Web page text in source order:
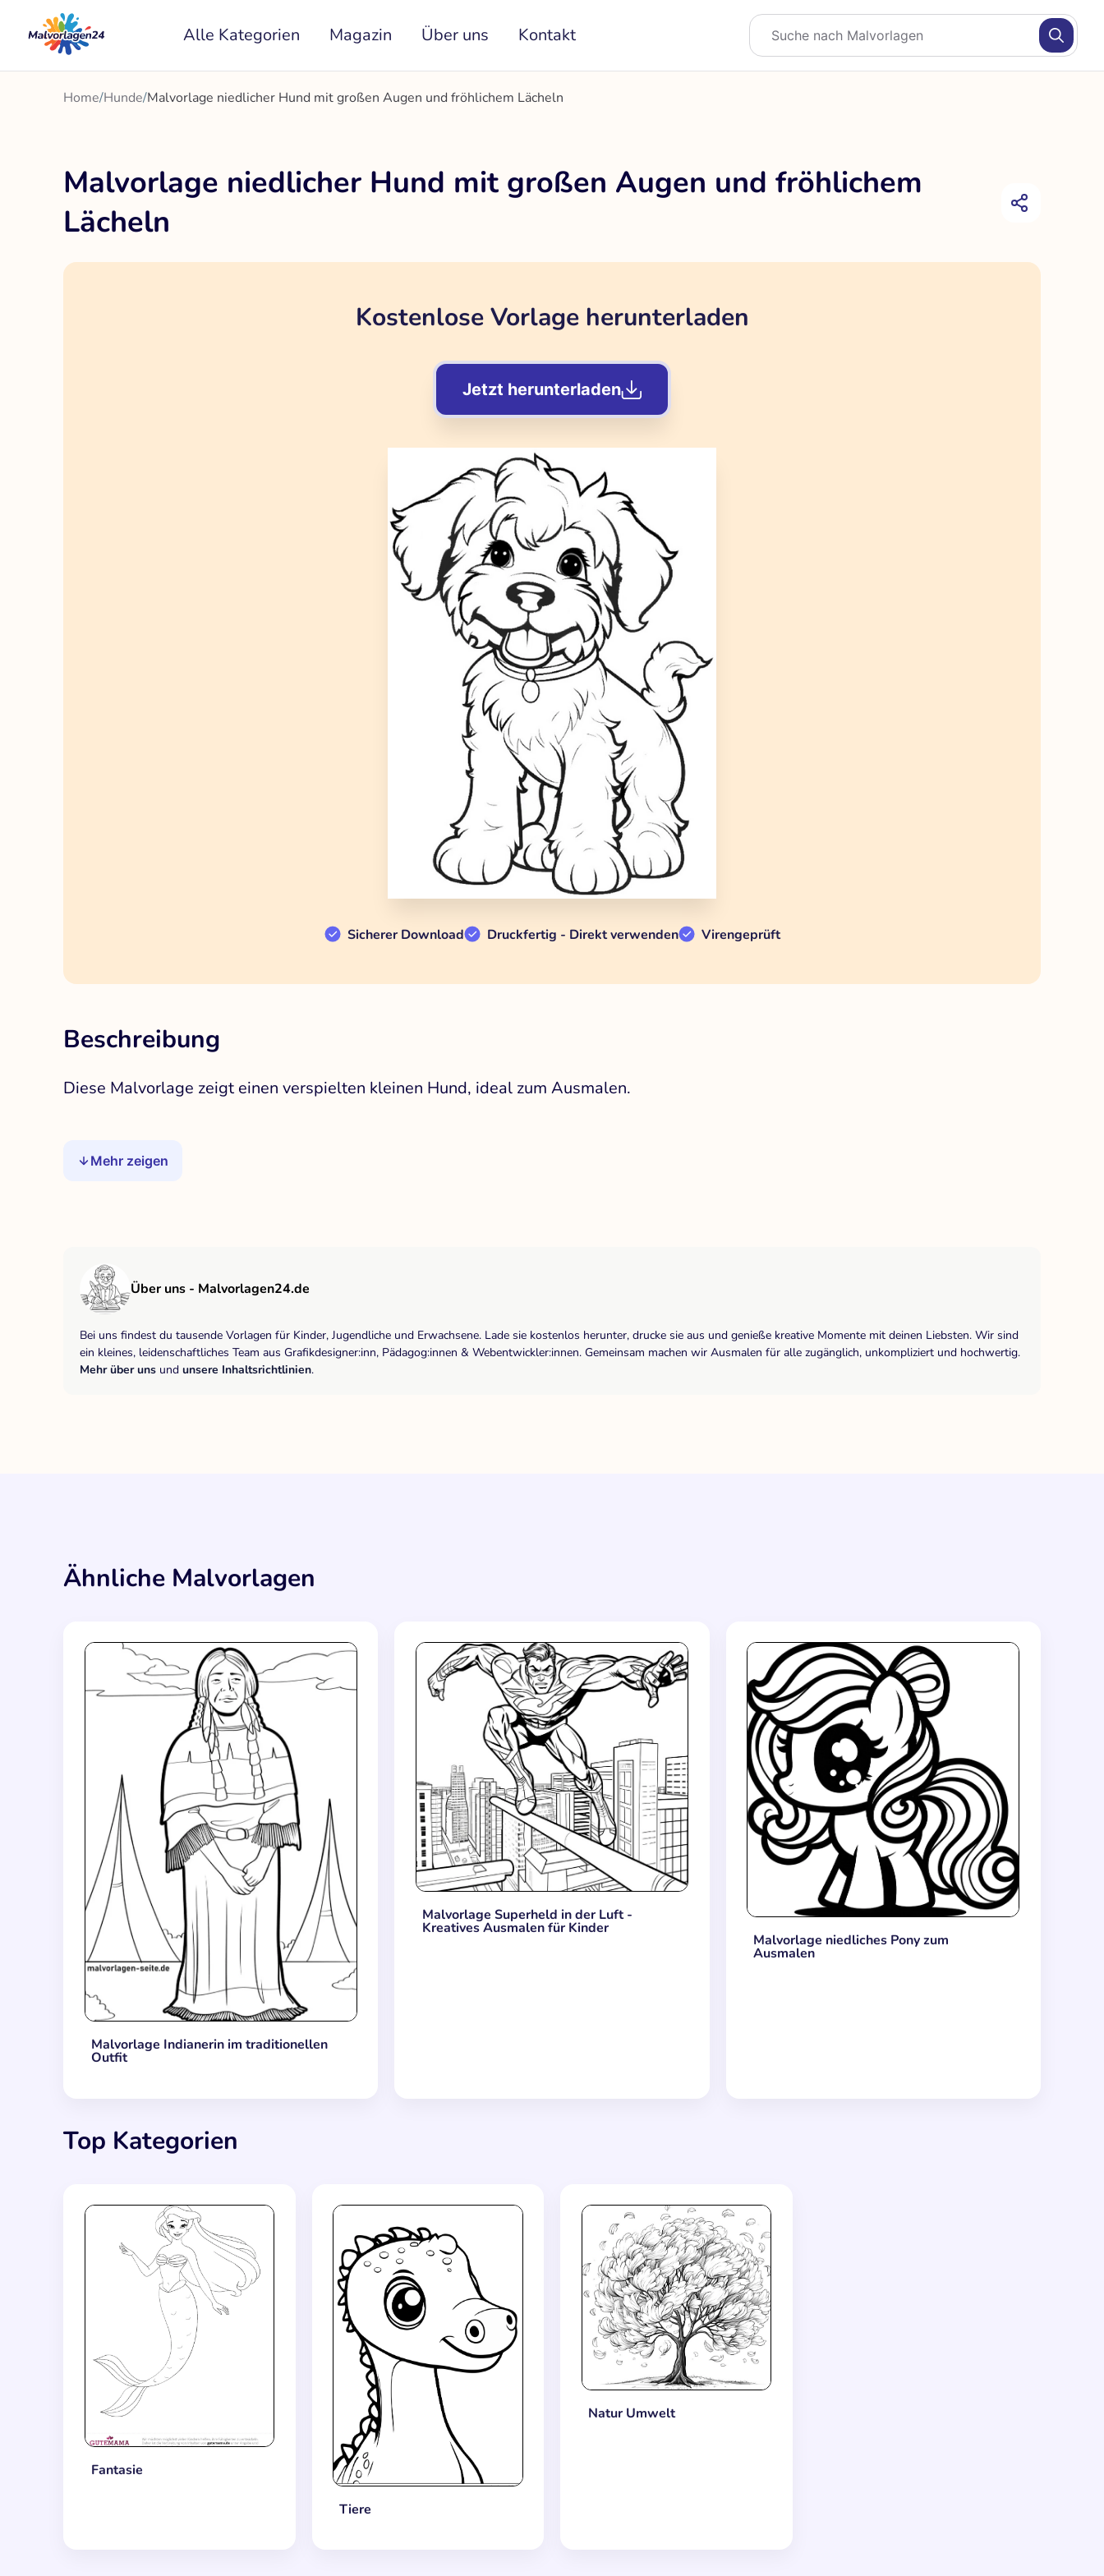
Inhalt
springen
Alle Kategorien Magazin Über uns Kontakt
Home/Hunde/Malvorlage niedlicher Hund mit großen Augen und fröhlichem Lächeln
Malvorlage niedlicher Hund mit großen Augen und fröhlichem
Lächeln
Kostenlose Vorlage herunterladen
Jetzt herunterladen
Sicherer Download Druckfertig - Direkt verwenden Virengeprüft
Beschreibung
Diese Malvorlage zeigt einen verspielten kleinen Hund, ideal zum Ausmalen.
Mehr zeigen
Über uns - Malvorlagen24.de
Bei uns findest du tausende Vorlagen für Kinder, Jugendliche und Erwachsene. Lade sie kostenlos herunter, drucke sie aus und genieße kreative Momente mit deinen Liebsten. Wir sind
ein kleines, leidenschaftliches Team aus Grafikdesigner:inn, Pädagog:innen & Webentwickler:innen. Gemeinsam machen wir Ausmalen für alle zugänglich, unkompliziert und hochwertig.
Mehr über uns und unsere Inhaltsrichtlinien.
Ähnliche Malvorlagen
Malvorlage Indianerin im traditionellen
Outfit
Malvorlage Superheld in der Luft -
Kreatives Ausmalen für Kinder
Malvorlage niedliches Pony zum
Ausmalen
Top Kategorien
Fantasie
Tiere
Natur Umwelt